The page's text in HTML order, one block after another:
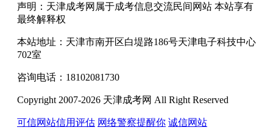
声明：天津成考网属于成考信息交流民间网站 本站享有
最终解释权
本站地址：天津市南开区白堤路186号天津电子科技中心
702室
咨询电话：18102081730
Copyright 2007-2026 天津成考网 All Right Reserved
可信网站信用评估 网络警察提醒你 诚信网站